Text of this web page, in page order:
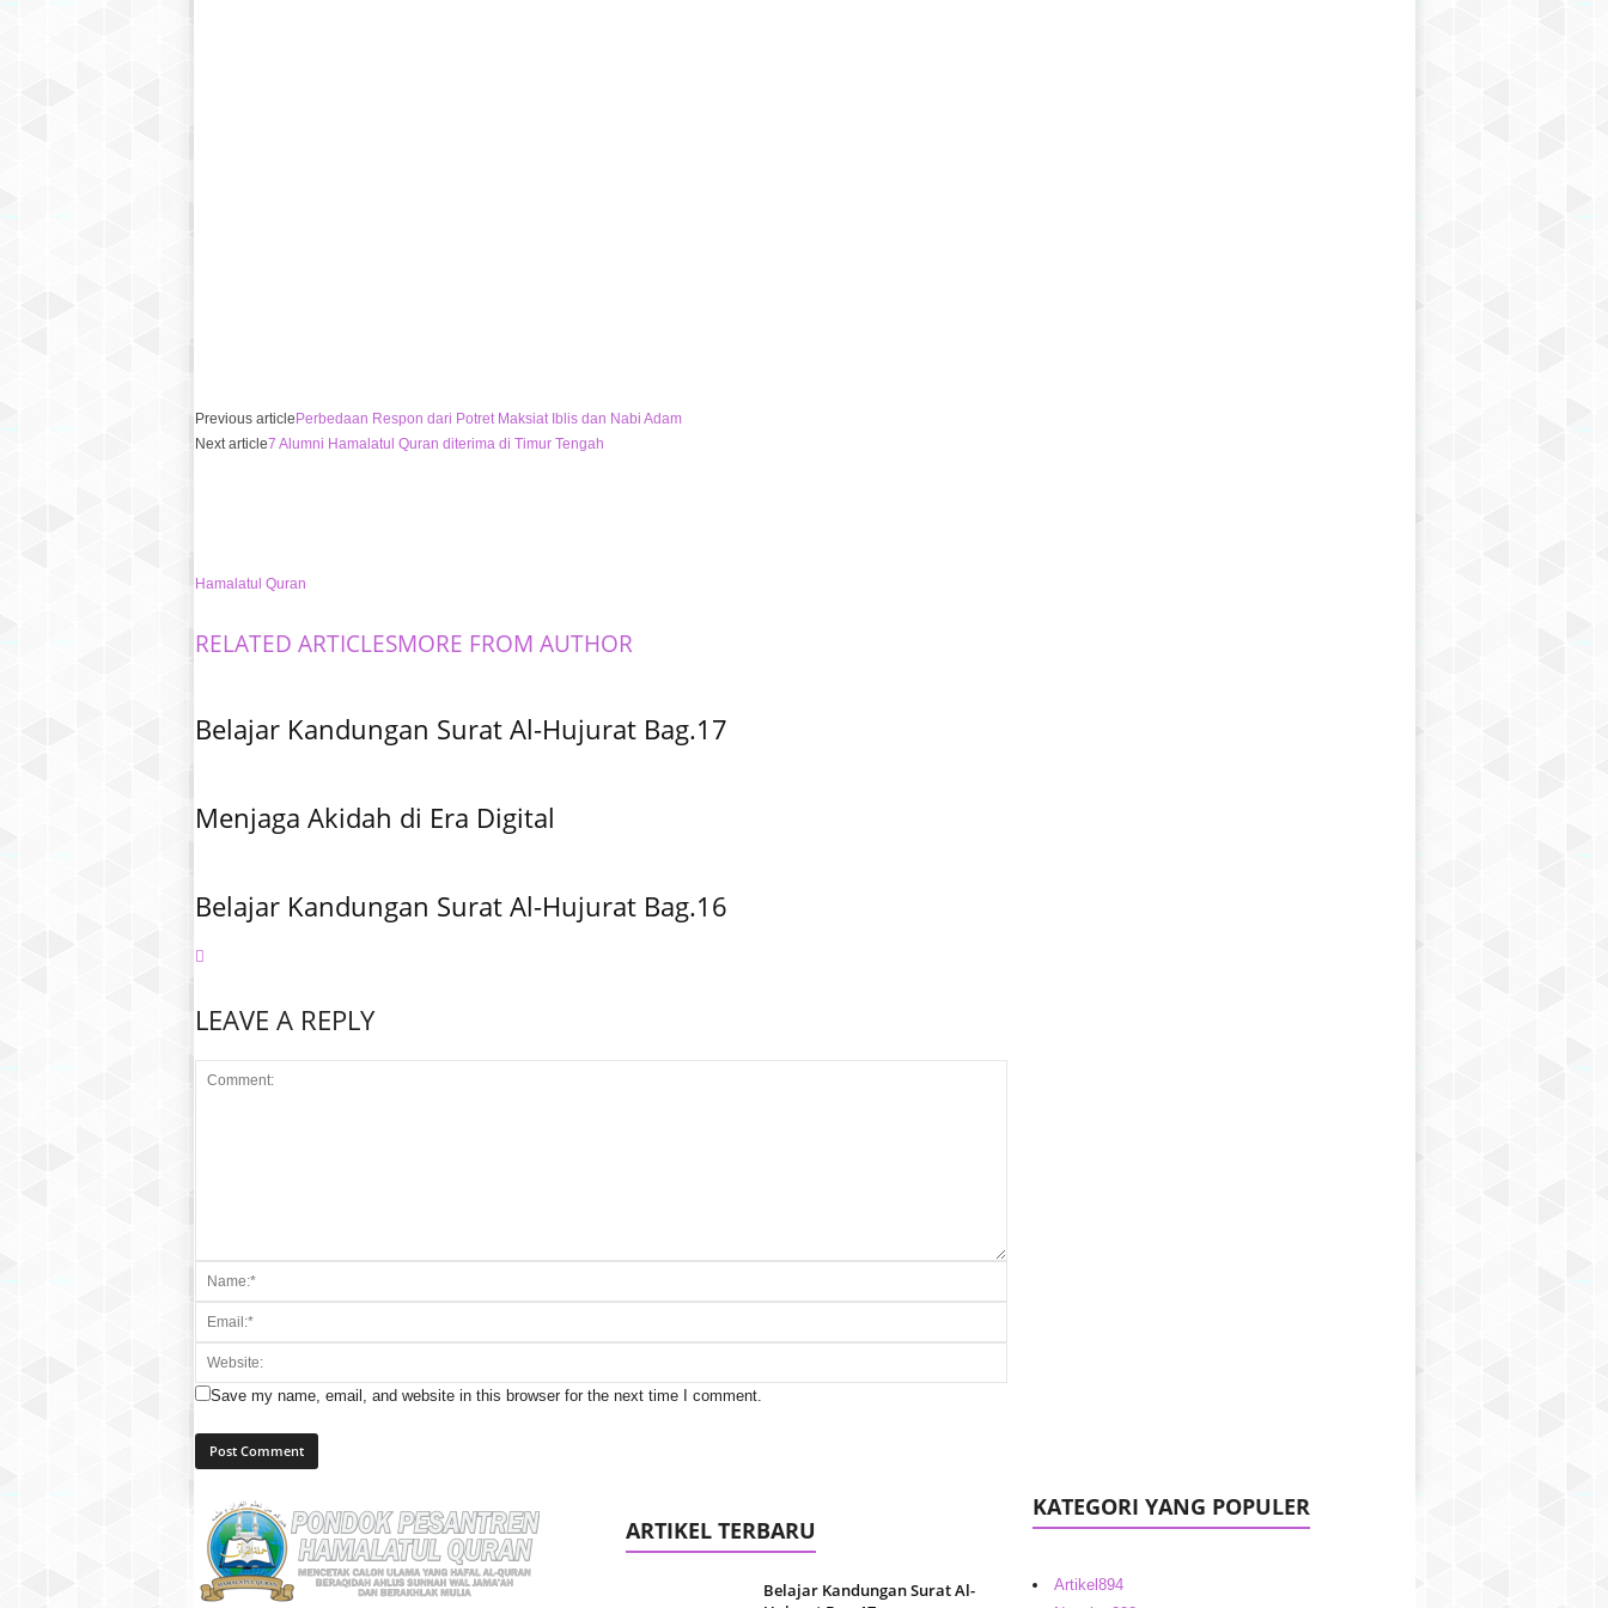
Previous article Perbedaan Respon dari Potret Maksiat Iblis dan Nabi Adam
Next article7 Alumni Hamalatul Quran diterima di Timur Tengah
Hamalatul Quran
RELATED ARTICLESMORE FROM AUTHOR
Belajar Kandungan Surat Al-Hujurat Bag.17
Menjaga Akidah di Era Digital
Belajar Kandungan Surat Al-Hujurat Bag.16
LEAVE A REPLY
Save my name, email, and website in this browser for the next time I comment.
ARTIKEL TERBARU
Belajar Kandungan Surat Al-
KATEGORI YANG POPULER
Artikel 894